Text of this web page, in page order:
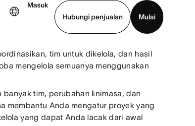
Masuk
Hubungi penjualan
Mulai
Unduh aplikasi tim untuk dikelola, dan hasil
mengelola semuanya menggunakan
tim, perubahan linimasa, dan
membantu Anda mengatur proyek yang
yang dapat Anda lacak dari awal